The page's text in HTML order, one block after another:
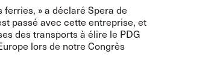
» a déclaré Spera de
passé avec cette entreprise, et
des transports à élire le PDG
lors de notre Congrès